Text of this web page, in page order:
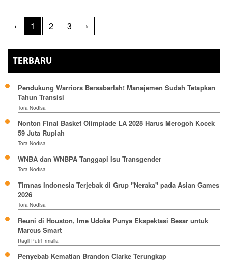
‹ 1 2 3 ›
TERBARU
Pendukung Warriors Bersabarlah! Manajemen Sudah Tetapkan
Tahun Transisi
Tora Nodisa
Nonton Final Basket Olimpiade LA 2028 Harus Merogoh Kocek
59 Juta Rupiah
Tora Nodisa
WNBA dan WNBPA Tanggapi Isu Transgender
Tora Nodisa
Timnas Indonesia Terjebak di Grup "Neraka" pada Asian Games
2026
Tora Nodisa
Reuni di Houston, Ime Udoka Punya Ekspektasi Besar untuk
Marcus Smart
Ragil Putri Irmalia
Penyebab Kematian Brandon Clarke Terungkap